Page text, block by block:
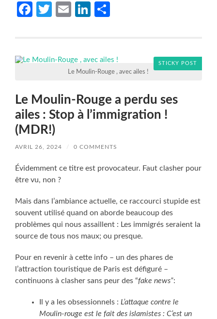
Facebook
Twitter
EmailLinkedIn
STICKY POST
Le Moulin-Rouge , avec ailes !
Le Moulin-Rouge a perdu ses
ailes : Stop à l’immigration !
(MDR!)
AVRIL 26, 2024 / 0 COMMENTS
Évidemment ce titre est provocateur. Faut clasher pour
être vu, non ?
Mais dans l’ambiance actuelle, ce raccourci stupide est
souvent utilisé quand on aborde beaucoup des
problèmes qui nous assaillent : Les immigrés seraient la
source de tous nos maux; ou presque.
Pour en revenir à cette info – un des phares de
l’attraction touristique de Paris est défiguré –
continuons à clasher sans peur des “fake news”:
Il y a les obsessionnels : L’attaque contre le
Moulin-rouge est le fait des islamistes : C’est un